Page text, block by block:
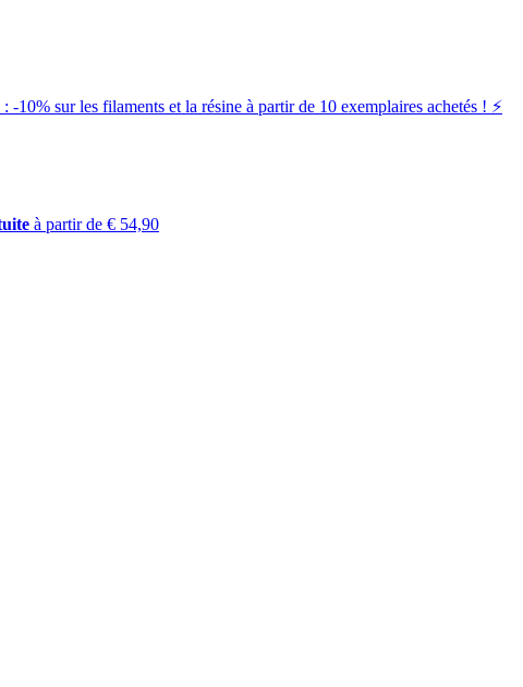
-10% sur les filaments et la résine à partir de 10 exemplaires achetés ! ⚡️
à partir de € 54,90